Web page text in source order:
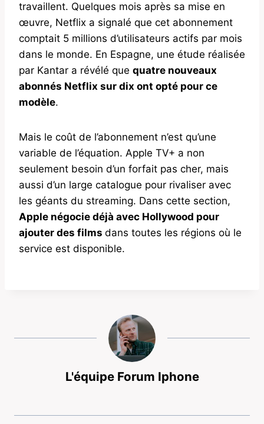
travaillent. Quelques mois après sa mise en
œuvre, Netflix a signalé que cet abonnement
comptait 5 millions d’utilisateurs actifs par mois
dans le monde. En Espagne, une étude réalisée
par Kantar a révélé que quatre nouveaux
abonnés Netflix sur dix ont opté pour ce
modèle.
Mais le coût de l’abonnement n’est qu’une
variable de l’équation. Apple TV+ a non
seulement besoin d’un forfait pas cher, mais
aussi d’un large catalogue pour rivaliser avec
les géants du streaming. Dans cette section,
Apple négocie déjà avec Hollywood pour
ajouter des films dans toutes les régions où le
service est disponible.
L'équipe Forum Iphone